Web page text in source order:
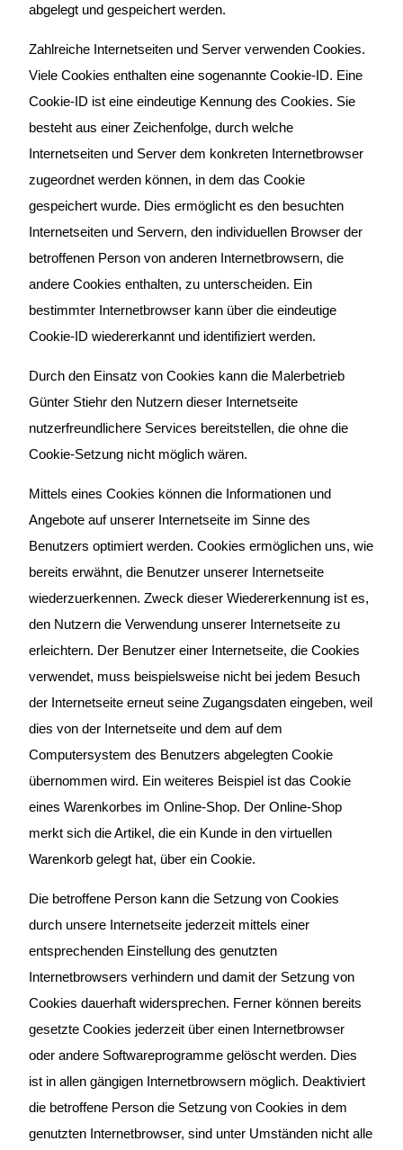
abgelegt und gespeichert werden.
Zahlreiche Internetseiten und Server verwenden Cookies.
Viele Cookies enthalten eine sogenannte Cookie-ID. Eine
Cookie-ID ist eine eindeutige Kennung des Cookies. Sie
besteht aus einer Zeichenfolge, durch welche
Internetseiten und Server dem konkreten Internetbrowser
zugeordnet werden können, in dem das Cookie
gespeichert wurde. Dies ermöglicht es den besuchten
Internetseiten und Servern, den individuellen Browser der
betroffenen Person von anderen Internetbrowsern, die
andere Cookies enthalten, zu unterscheiden. Ein
bestimmter Internetbrowser kann über die eindeutige
Cookie-ID wiedererkannt und identifiziert werden.
Durch den Einsatz von Cookies kann die Malerbetrieb
Günter Stiehr den Nutzern dieser Internetseite
nutzerfreundlichere Services bereitstellen, die ohne die
Cookie-Setzung nicht möglich wären.
Mittels eines Cookies können die Informationen und
Angebote auf unserer Internetseite im Sinne des
Benutzers optimiert werden. Cookies ermöglichen uns, wie
bereits erwähnt, die Benutzer unserer Internetseite
wiederzuerkennen. Zweck dieser Wiedererkennung ist es,
den Nutzern die Verwendung unserer Internetseite zu
erleichtern. Der Benutzer einer Internetseite, die Cookies
verwendet, muss beispielsweise nicht bei jedem Besuch
der Internetseite erneut seine Zugangsdaten eingeben, weil
dies von der Internetseite und dem auf dem
Computersystem des Benutzers abgelegten Cookie
übernommen wird. Ein weiteres Beispiel ist das Cookie
eines Warenkorbes im Online-Shop. Der Online-Shop
merkt sich die Artikel, die ein Kunde in den virtuellen
Warenkorb gelegt hat, über ein Cookie.
Die betroffene Person kann die Setzung von Cookies
durch unsere Internetseite jederzeit mittels einer
entsprechenden Einstellung des genutzten
Internetbrowsers verhindern und damit der Setzung von
Cookies dauerhaft widersprechen. Ferner können bereits
gesetzte Cookies jederzeit über einen Internetbrowser
oder andere Softwareprogramme gelöscht werden. Dies
ist in allen gängigen Internetbrowsern möglich. Deaktiviert
die betroffene Person die Setzung von Cookies in dem
genutzten Internetbrowser, sind unter Umständen nicht alle